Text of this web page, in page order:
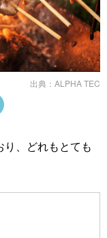
出典： ALPHA TEC
、どれもとても